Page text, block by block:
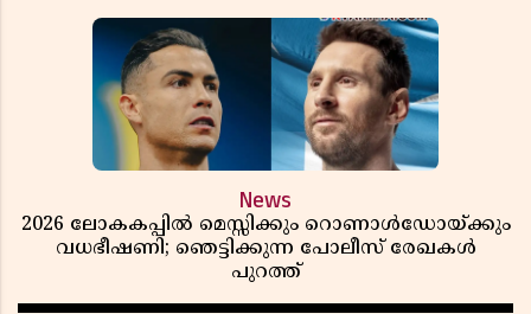
News
2026 ലോകകപ്പിൽ മെസ്സിക്കും റൊണാൾഡോയ്ക്കും
വധഭീഷണി; ഞെട്ടിക്കുന്ന പോലീസ് രേഖകൾ
പുറത്ത്